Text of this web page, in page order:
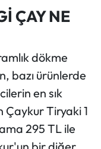
ÇAY NE
dökme
bazı ürünlerde
en sık
Tiryaki 1
295 TL ile